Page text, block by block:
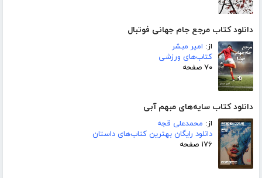
دانلود کتاب مرجع جام جهانی فوتبال
از: امیر مبشر
کتاب‌های ورزشی
۷۰ صفحه
دانلود کتاب سایه‌های مبهم آبی
از: محمدعلی قجه
دانلود رایگان بهترین کتاب‌های داستان
۱۷۶ صفحه